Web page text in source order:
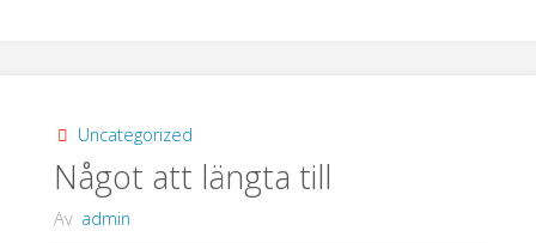
Uncategorized
Något att längta till
Av admin